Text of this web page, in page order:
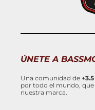
ÚNETE A
Una comunidad de
por todo el mundo,
nuestra marca.